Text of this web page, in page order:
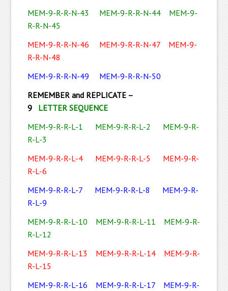
MEM-9-R-R-N-43
MEM-9-R-R-N-44
MEM-9-
R-R-N-45
MEM-9-R-R-N-46
MEM-9-R-R-N-47
MEM-9-
R-R-N-48
MEM-9-R-R-N-49
MEM-9-R-R-N-50
REMEMBER and REPLICATE –
9
LETTER SEQUENCE
MEM-9-R-R-L-1
MEM-9-R-R-L-2
MEM-9-R-
R-L-3
MEM-9-R-R-L-4
MEM-9-R-R-L-5
MEM-9-R-
R-L-6
MEM-9-R-R-L-7
MEM-9-R-R-L-8
MEM-9-R-
R-L-9
MEM-9-R-R-L-10
MEM-9-R-R-L-11
MEM-9-R-
R-L-12
MEM-9-R-R-L-13
MEM-9-R-R-L-14
MEM-9-R-
R-L-15
MEM-9-R-R-L-16
MEM-9-R-R-L-17
MEM-9-R-